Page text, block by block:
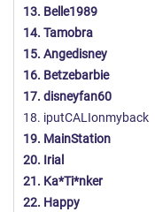
13. Belle1989
14. Tamobra
15. Angedisney
16. Betzebarbie
17. disneyfan60
18. iputCALIonmyback
19. MainStation
20. Irial
21. Ka*Ti*nker
22. Happy